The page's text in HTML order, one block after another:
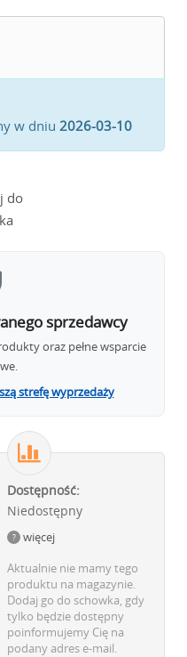
w dniu 2026-03-10
do
sprzedawcy
oraz pełne wsparcie
strefę wyprzedaży
Dostępność:
Niedostępny
więcej
Aktualnie nie mamy tego
produktu na magazynie.
Dodaj go do schowka, gdy
tylko będzie dostępny
poinformujemy Cię na
podany adres e-mail.